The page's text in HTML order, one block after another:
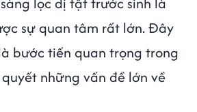
sự quan tâm rất lớn. Đây
bước tiến quan trọng trong
những vấn đề lớn về